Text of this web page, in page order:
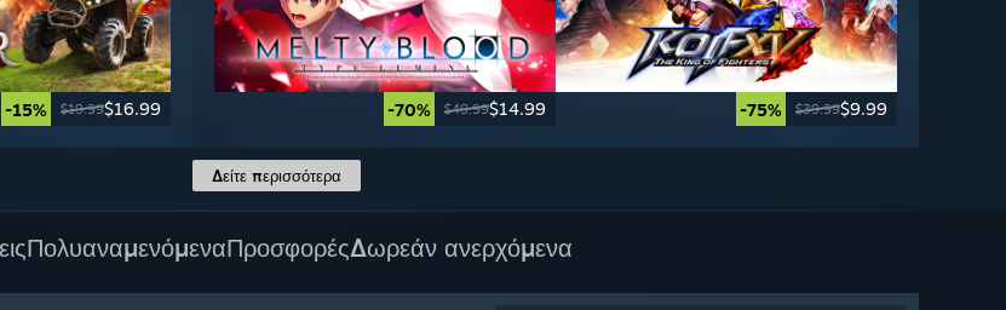
-15% $19.99$16.99 -70% $49.99$14.99 -75% $39.99$9.99
Δείτε περισσότερα
ΠολυαναμενόμεναΠροσφορέςΔωρεάν ανερχόμενα